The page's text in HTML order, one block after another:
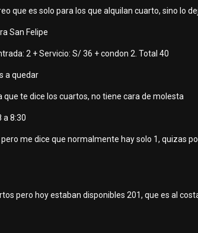
que es solo para los que alquilan cuarto, sino lo
San Felipe
2 + Servicio: S/ 36 + condon 2. Total 40
a quedar
que te dice los cuartos, no tiene cara de molesta
a 8:30
pero me dice que normalmente hay solo 1, quizas
pero hoy estaban disponibles 201, que es al